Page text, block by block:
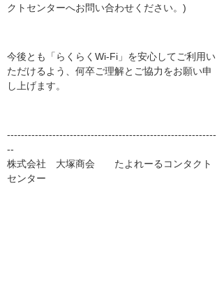
クトセンターへお問い合わせください。)
今後とも「らくらくWi-Fi」を安心してご利用い
ただけるよう、何卒ご理解とご協力をお願い申
し上げます。
------------------------------------------------------------
--
株式会社 大塚商会 たよれーるコンタクト
センター